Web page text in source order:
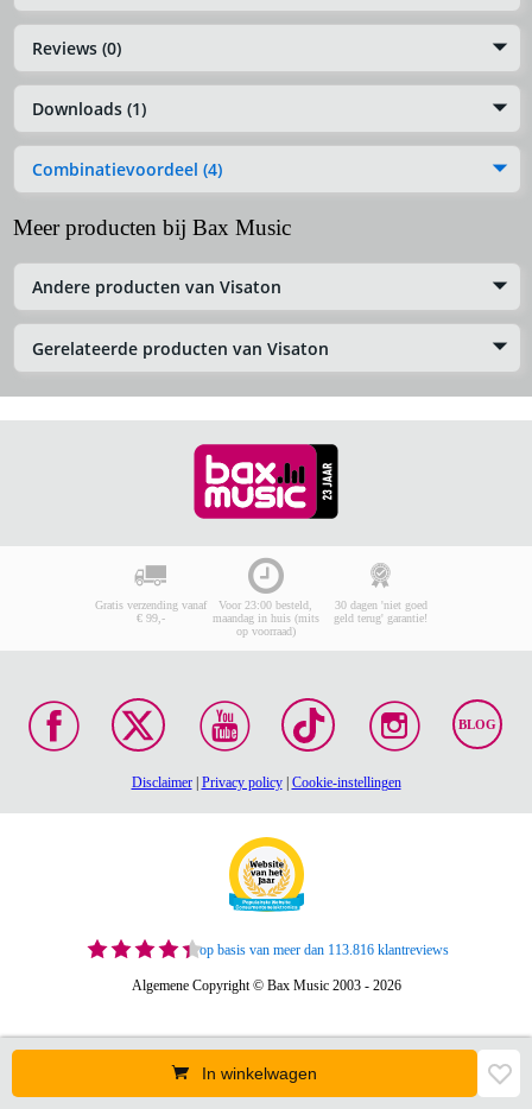
Reviews (0)
Downloads (1)
Combinatievoordeel (4)
Meer producten bij Bax Music
Andere producten van Visaton
Gerelateerde producten van Visaton
In winkelwagen
Gratis verzending vanaf
€ 99,-
Voor 23:00 besteld,
maandag in huis (mits
op voorraad)
30 dagen 'niet goed
geld terug' garantie!
BLOG
Disclaimer| Privacy policy| Cookie-instellingen
op basis van meer dan 113.816 klantreviews
Algemene Copyright © Bax Music 2003 - 2026